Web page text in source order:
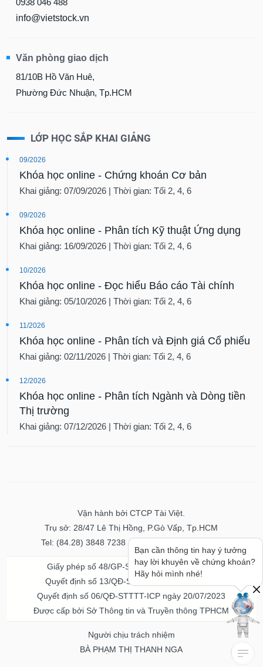
info@vietstock.vn
Văn phòng giao dịch
81/10B Hồ Văn Huê,
Phường Đức Nhuận, Tp.HCM
LỚP HỌC SẮP KHAI GIẢNG
09/2026
Khóa học online - Chứng khoán Cơ bản
Khai giảng: 07/09/2026 | Thời gian: Tối 2, 4, 6
09/2026
Khóa học online - Phân tích Kỹ thuật Ứng dụng
Khai giảng: 16/09/2026 | Thời gian: Tối 2, 4, 6
10/2026
Khóa học online - Đọc hiểu Báo cáo Tài chính
Khai giảng: 05/10/2026 | Thời gian: Tối 2, 4, 6
11/2026
Khóa học online - Phân tích và Định giá Cổ phiếu
Khai giảng: 02/11/2026 | Thời gian: Tối 2, 4, 6
12/2026
Khóa học online - Phân tích Ngành và Dòng tiền
Thị trường
Khai giảng: 07/12/2026 | Thời gian: Tối 2, 4, 6
Vận hành bởi CTCP Tài Việt.
Trụ sở: 28/47 Lê Thị Hồng, P.Gò Vấp, Tp.HCM
Tel: (84.28) 3848 7238 - Fax: (84.28) 3848 7237
Giấy phép số 48/GP-STTTT ngày 04/11/2016
Quyết định số 13/QĐ-STTTT ngày 02/11/2017
Quyết định số 06/QĐ-STTTT-ICP ngày 20/07/2023
Được cấp bởi Sở Thông tin và Truyền thông TPHCM
Người chịu trách nhiệm
BÀ PHẠM THỊ THANH NGA
Bạn cần thông tin hay ý tưởng
hay lời khuyên về chứng khoán?
Hãy hỏi mình nhé!